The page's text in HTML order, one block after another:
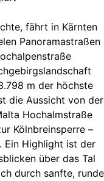
fährt in Kärnten
Panoramastraßen
m der höchste
die Aussicht von der
Hochalmstraße
Kölnbreinsperre –
Ein Highlight ist der
über das Tal
durch sanfte, runde